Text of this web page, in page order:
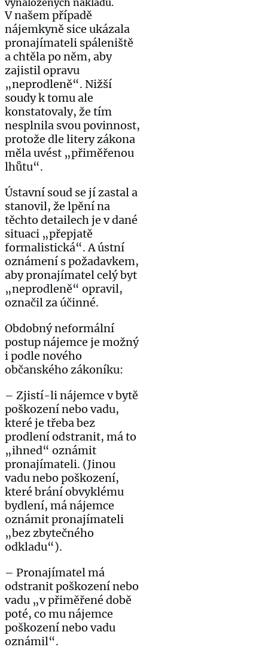
V našem případě
nájemkyně sice ukázala
pronajímateli spáleniště
a chtěla po něm, aby
zajistil opravu
„neprodleně“. Nižší
soudy k tomu ale
konstatovaly, že tím
nesplnila svou povinnost,
protože dle litery zákona
měla uvést „přiměřenou
lhůtu“.
Ústavní soud se jí zastal a
stanovil, že lpění na
těchto detailech je v dané
situaci „přepjatě
formalistická“. A ústní
oznámení s požadavkem,
aby pronajímatel celý byt
„neprodleně“ opravil,
označil za účinné.
Obdobný neformální
postup nájemce je možný
i podle nového
občanského zákoníku:
– Zjistí-li nájemce v bytě
poškození nebo vadu,
které je třeba bez
prodlení odstranit, má to
„ihned“ oznámit
pronajímateli. (Jinou
vadu nebo poškození,
které brání obvyklému
bydlení, má nájemce
oznámit pronajímateli
„bez zbytečného
odkladu“).
– Pronajímatel má
odstranit poškození nebo
vadu „v přiměřené době
poté, co mu nájemce
poškození nebo vadu
oznámil“.